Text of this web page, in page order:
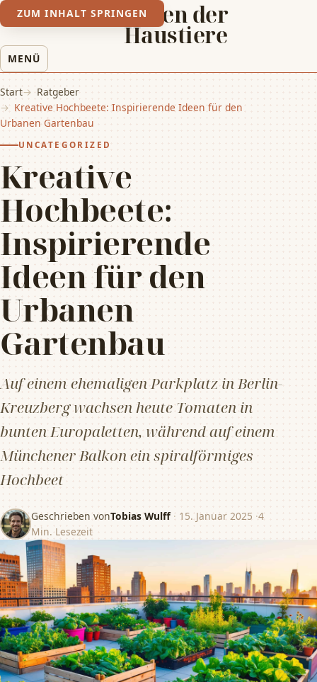
ZUM INHALT SPRINGEN
Leben der
Haustiere
MENÜ
Start
Ratgeber
Kreative Hochbeete: Inspirierende Ideen für den
Urbanen Gartenbau
UNCATEGORIZED
Kreative
Hochbeete:
Inspirierende
Ideen für den
Urbanen
Gartenbau
Auf einem ehemaligen Parkplatz in Berlin-
Kreuzberg wachsen heute Tomaten in
bunten Europaletten, während auf einem
Münchener Balkon ein spiralförmiges
Hochbeet
Geschrieben vonTobias Wulff · 15. Januar 2025 ·4
Min. Lesezeit